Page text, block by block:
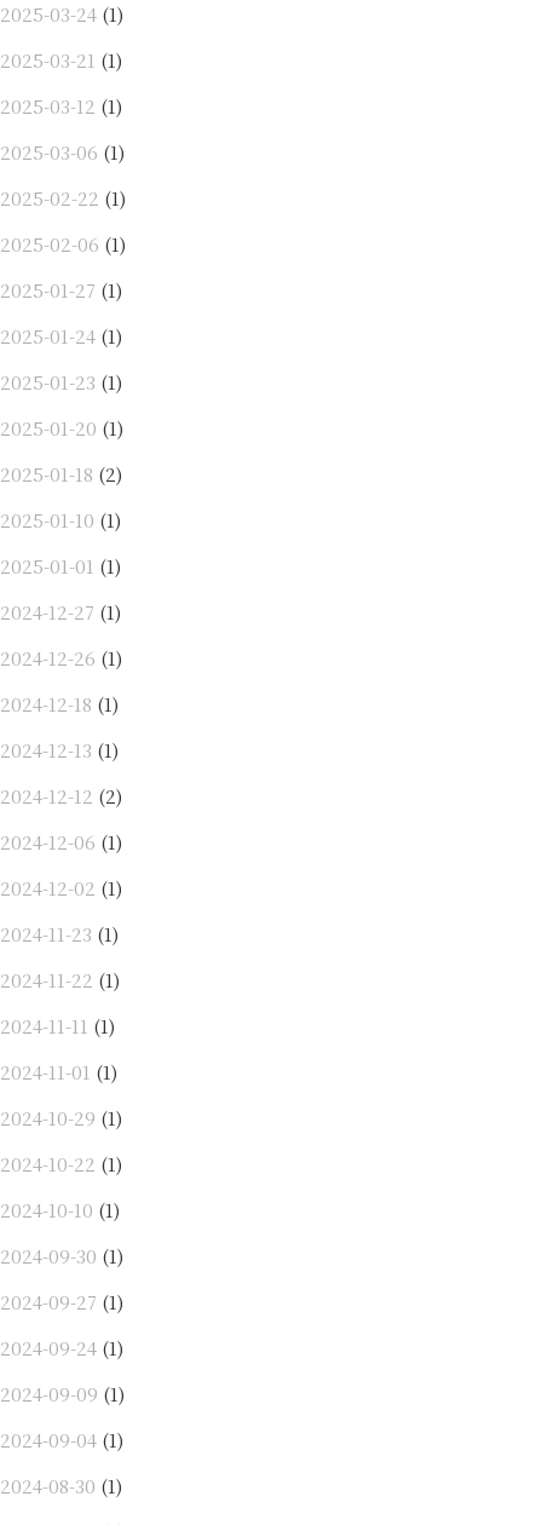
2025-03-24 (1)
2025-03-21 (1)
2025-03-12 (1)
2025-03-06 (1)
2025-02-22 (1)
2025-02-06 (1)
2025-01-27 (1)
2025-01-24 (1)
2025-01-23 (1)
2025-01-20 (1)
2025-01-18 (2)
2025-01-10 (1)
2025-01-01 (1)
2024-12-27 (1)
2024-12-26 (1)
2024-12-18 (1)
2024-12-13 (1)
2024-12-12 (2)
2024-12-06 (1)
2024-12-02 (1)
2024-11-23 (1)
2024-11-22 (1)
2024-11-11 (1)
2024-11-01 (1)
2024-10-29 (1)
2024-10-22 (1)
2024-10-10 (1)
2024-09-30 (1)
2024-09-27 (1)
2024-09-24 (1)
2024-09-09 (1)
2024-09-04 (1)
2024-08-30 (1)